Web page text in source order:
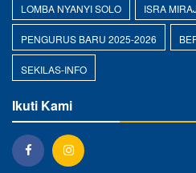
LOMBA NYANYI SOLO ISRA MIRAJ
PENGURUS BARU 2025-2026
SEKILAS-INFO
Ikuti Kami